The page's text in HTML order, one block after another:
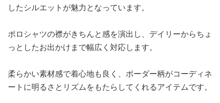
したシルエットが魅力となっています。
ポロシャツの襟がきちんと感を演出し、デイリーからちょ
っとしたお出かけまで幅広く対応します。
柔らかい素材感で着心地も良く、ボーダー柄がコーディネ
ートに明るさとリズムをもたらしてくれるアイテムです。